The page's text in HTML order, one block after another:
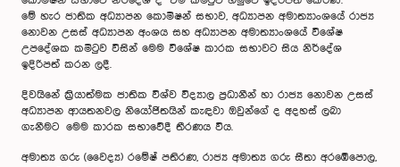
මේ හැර ජාතික අධ්‍යාපන කොමිෂන් සභාව, අධ්‍යාපන අමාත්‍යාංශයේ රාජ්‍ය
නොවන උසස් අධ්‍යාපන අංශය සහ අධ්‍යාපන අමාත්‍යාංශයේ විශේෂ
උපදේශක කමිටුව විසින් මෙම විශේෂ කාරක සභාවට සිය නිර්දේශ
ඉදිරිපත් කරන ලදී.
දිවයිනේ ක්‍රියාත්මක ජාතික විශ්ව විද්‍යාල ප්‍රධානීන් හා රාජ්‍ය නොවන උසස්
අධ්‍යාපන ආයතනවල නියෝජිතයින් කැඳවා ඔවුන්ගේ ද අදහස් ලබා
ගැනීමට මෙම කාරක සභාවේදී තීරණය විය.
අමාත්‍ය ගරු (වෛද්‍ය) රමේෂ් පතිරණ, රාජ්‍ය අමාත්‍ය ගරු සීතා අරඹේපොල,